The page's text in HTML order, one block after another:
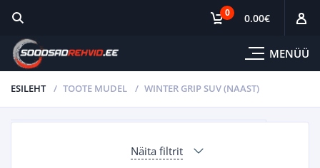
MENÜÜ
0 0.00€
ESILEHT TOOTE MUDEL WINTER GRIP SUV (NAAST)
Näita filtrit